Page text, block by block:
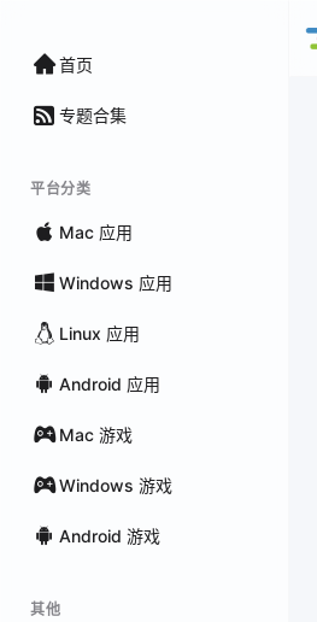
首页
专题合集
平台分类
Mac 应用
Windows 应用
Linux 应用
Android 应用
Mac 游戏
Windows 游戏
Android 游戏
其他